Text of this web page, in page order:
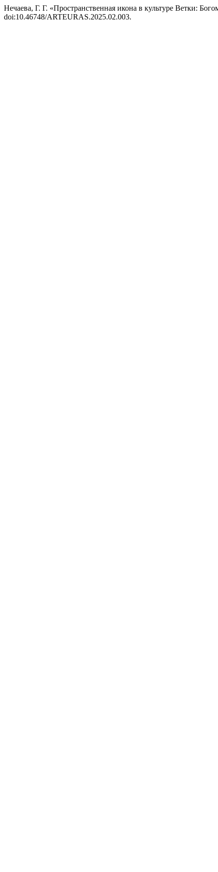
Нечаева, Г. Г. «Пространственная икона в культуре Ветки:
doi:10.46748/ARTEURAS.2025.02.003.